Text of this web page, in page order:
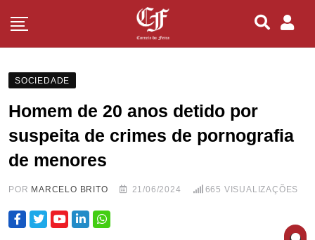
SOCIEDADE
Homem de 20 anos detido por
suspeita de crimes de pornografia
de menores
POR MARCELO BRITO 21/06/2024 665 VISUALIZAÇÕES